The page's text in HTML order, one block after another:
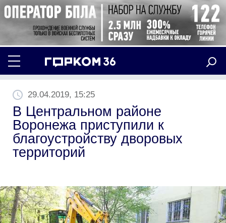
29.04.2019, 15:25
В Центральном районе
Воронежа приступили к
благоустройству дворовых
территорий